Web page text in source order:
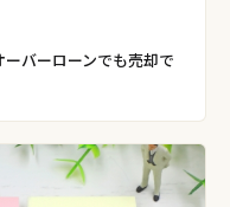
ーバーローンでも売却で